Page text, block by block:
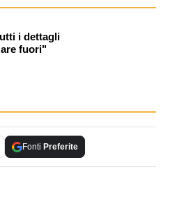
i dettagli
fuori"
Fonti Preferite